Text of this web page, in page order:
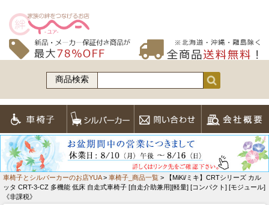
商品検索
車椅子とシルバーカーのお店YUA> 車椅子_商品一覧 > 【MiKi/ミキ】CRTシリーズ カル
ッタ CRT-3-CZ 多機能 低床 自走式車椅子 [自走介助兼用][軽量] [コンパクト] [モジュール]
《非課税》